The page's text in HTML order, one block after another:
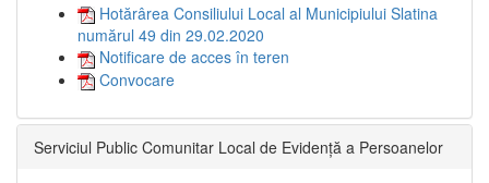
Hotărârea Consiliului Local al Municipiului Slatina
numărul 49 din 29.02.2020
Notificare de acces în teren
Convocare
Serviciul Public Comunitar Local de Evidență a Persoanelor